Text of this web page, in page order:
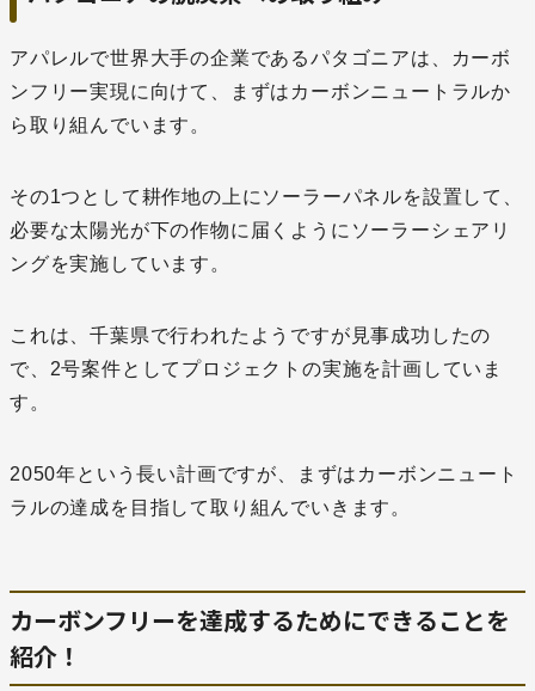
アパレルで世界大手の企業であるパタゴニアは、カーボ
ンフリー実現に向けて、まずはカーボンニュートラルか
ら取り組んでいます。
その1つとして耕作地の上にソーラーパネルを設置して、
必要な太陽光が下の作物に届くようにソーラーシェアリ
ングを実施しています。
これは、千葉県で行われたようですが見事成功したの
で、2号案件としてプロジェクトの実施を計画していま
す。
2050年という長い計画ですが、まずはカーボンニュート
ラルの達成を目指して取り組んでいきます。
カーボンフリーを達成するためにできることを
紹介！